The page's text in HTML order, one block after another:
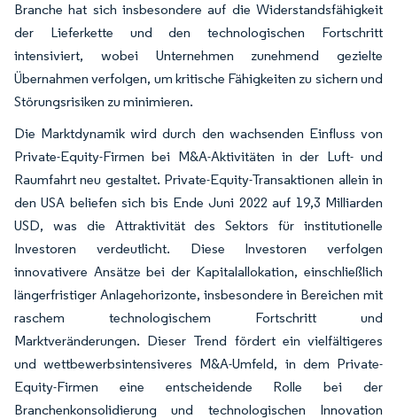
Branche hat sich insbesondere auf die Widerstandsfähigkeit
der Lieferkette und den technologischen Fortschritt
intensiviert, wobei Unternehmen zunehmend gezielte
Übernahmen verfolgen, um kritische Fähigkeiten zu sichern und
Störungsrisiken zu minimieren.
Die Marktdynamik wird durch den wachsenden Einfluss von
Private-Equity-Firmen bei M&A-Aktivitäten in der Luft- und
Raumfahrt neu gestaltet. Private-Equity-Transaktionen allein in
den USA beliefen sich bis Ende Juni 2022 auf 19,3 Milliarden
USD, was die Attraktivität des Sektors für institutionelle
Investoren verdeutlicht. Diese Investoren verfolgen
innovativere Ansätze bei der Kapitalallokation, einschließlich
längerfristiger Anlagehorizonte, insbesondere in Bereichen mit
raschem technologischem Fortschritt und
Marktveränderungen. Dieser Trend fördert ein vielfältigeres
und wettbewerbsintensiveres M&A-Umfeld, in dem Private-
Equity-Firmen eine entscheidende Rolle bei der
Branchenkonsolidierung und technologischen Innovation